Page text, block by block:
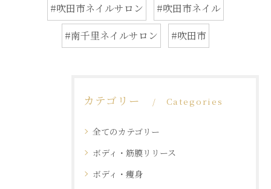
#吹田市ネイルサロン
#吹田市ネイル
#南千里ネイルサロン
#吹田市
カテゴリー Categories
全てのカテゴリー
ボディ・筋膜リリース
ボディ・痩身